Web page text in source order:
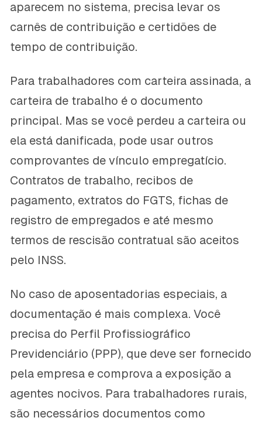
aparecem no sistema, precisa levar os
carnês de contribuição e certidões de
tempo de contribuição.
Para trabalhadores com carteira assinada, a
carteira de trabalho é o documento
principal. Mas se você perdeu a carteira ou
ela está danificada, pode usar outros
comprovantes de vínculo empregatício.
Contratos de trabalho, recibos de
pagamento, extratos do FGTS, fichas de
registro de empregados e até mesmo
termos de rescisão contratual são aceitos
pelo INSS.
No caso de aposentadorias especiais, a
documentação é mais complexa. Você
precisa do Perfil Profissiográfico
Previdenciário (PPP), que deve ser fornecido
pela empresa e comprova a exposição a
agentes nocivos. Para trabalhadores rurais,
são necessários documentos como